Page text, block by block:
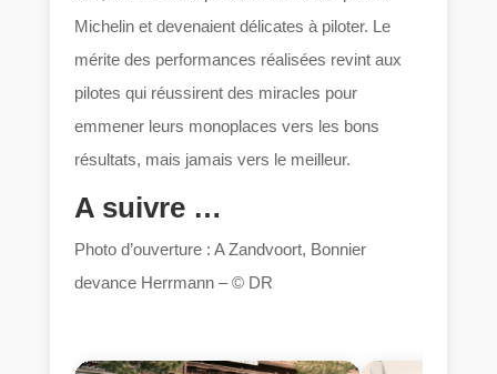
Michelin et devenaient délicates à piloter. Le
mérite des performances réalisées revint aux
pilotes qui réussirent des miracles pour
emmener leurs monoplaces vers les bons
résultats, mais jamais vers le meilleur.
A suivre …
Photo d’ouverture : A Zandvoort, Bonnier
devance Herrmann – © DR